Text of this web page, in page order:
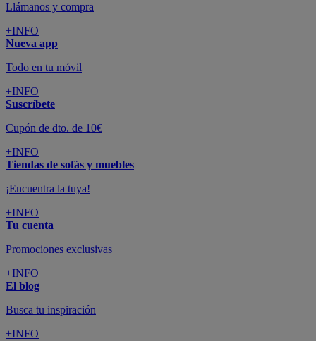
Llámanos y compra
+INFO
Nueva app
Todo en tu móvil
+INFO
Suscríbete
Cupón de dto. de 10€
+INFO
Tiendas de sofás y muebles
¡Encuentra la tuya!
+INFO
Tu cuenta
Promociones exclusivas
+INFO
El blog
Busca tu inspiración
+INFO